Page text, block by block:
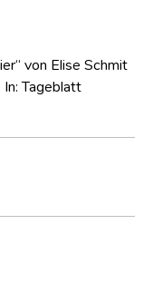
von Elise Schmit
In: Tageblatt